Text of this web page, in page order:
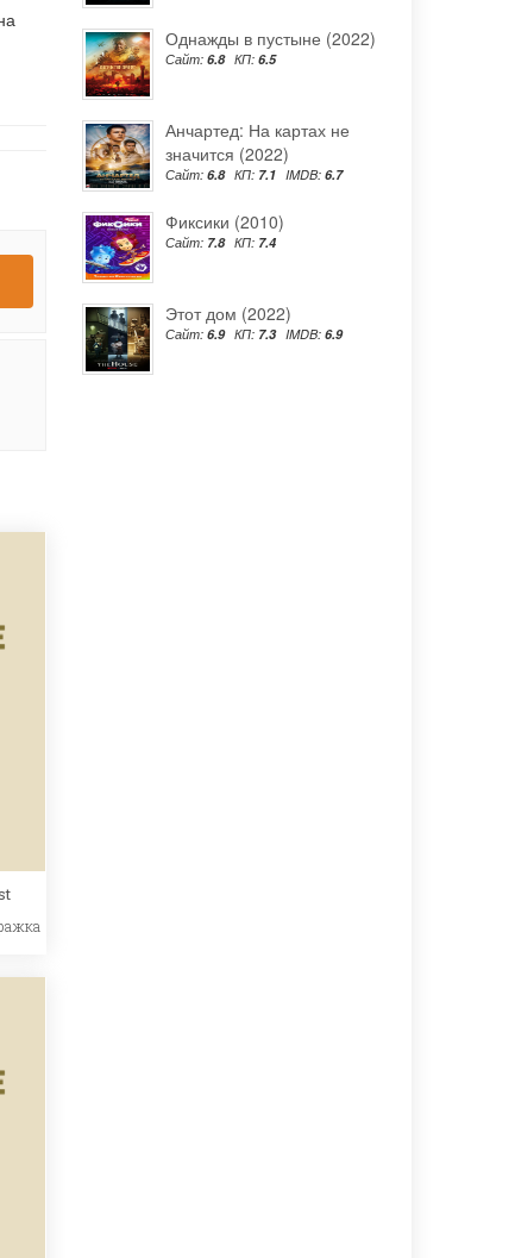
Однажды в пустыне (2022)
Сайт: 6.8 КП: 6.5
Анчартед: На картах не
значится (2022)
Сайт: 6.8 КП: 7.1 IMDB: 6.7
Фиксики (2010)
Сайт: 7.8 КП: 7.4
Этот дом (2022)
Сайт: 6.9 КП: 7.3 IMDB: 6.9